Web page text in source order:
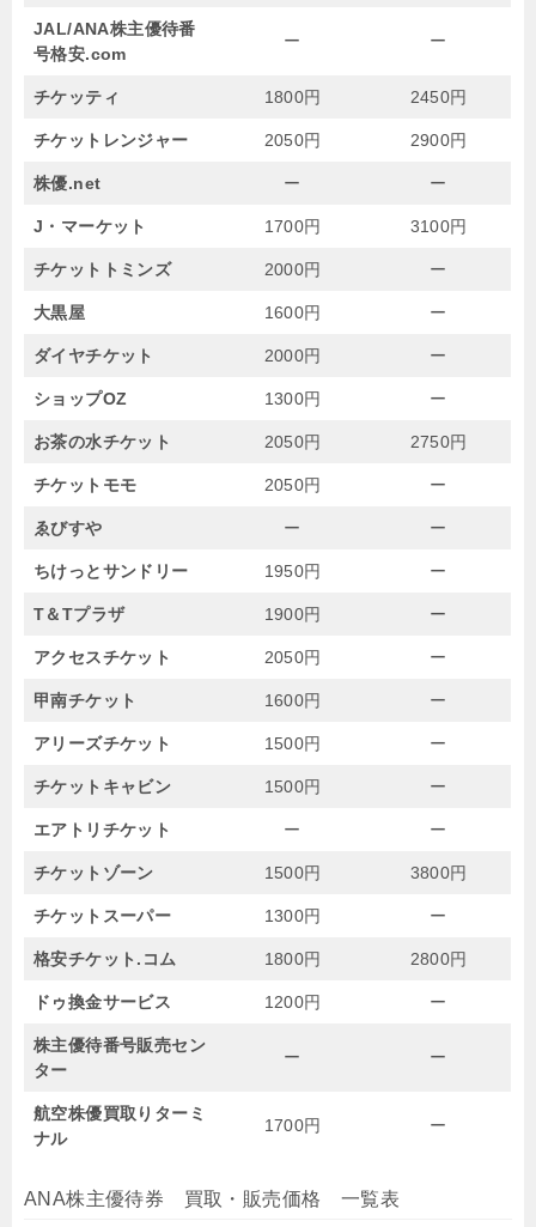
JAL/ANA株主優待番
号格安.com
ー ー
チケッティ 1800円 2450円
チケットレンジャー 2050円 2900円
株優.net ー ー
J・マーケット 1700円 3100円
チケットトミンズ 2000円 ー
大黒屋 1600円 ー
ダイヤチケット 2000円 ー
ショップOZ 1300円 ー
お茶の水チケット 2050円 2750円
チケットモモ 2050円 ー
ゑびすや ー ー
ちけっとサンドリー 1950円 ー
T＆Tプラザ 1900円 ー
アクセスチケット 2050円 ー
甲南チケット 1600円 ー
アリーズチケット 1500円 ー
チケットキャビン 1500円 ー
エアトリチケット ー ー
チケットゾーン 1500円 3800円
チケットスーパー 1300円 ー
格安チケット.コム 1800円 2800円
ドゥ換金サービス 1200円 ー
株主優待番号販売セン
ター
ー ー
航空株優買取りターミ
ナル
1700円 ー
ANA株主優待券 買取・販売価格 一覧表